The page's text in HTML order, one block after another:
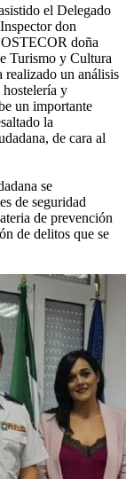
el Delegado
don
doña
Turismo y Cultura
un análisis
hostelería y
un importante
la
de cara al
se
de seguridad
de prevención
de delitos que se